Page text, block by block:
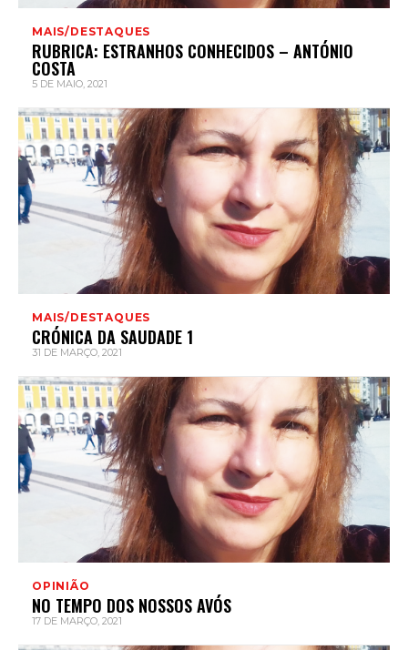
MAIS/DESTAQUES
RUBRICA: ESTRANHOS CONHECIDOS – ANTÓNIO
COSTA
5 DE MAIO, 2021
MAIS/DESTAQUES
CRÓNICA DA SAUDADE 1
31 DE MARÇO, 2021
OPINIÃO
NO TEMPO DOS NOSSOS AVÓS
17 DE MARÇO, 2021